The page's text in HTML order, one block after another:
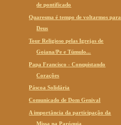
de pontificado
Quaresma é tempo de voltarmos para
Deus
Tour Religioso pelas Igrejas de
Goiana/Pe e Túmulo...
Papa Francisco - Conquistando
Corações
Páscoa Solidária
Comunicado de Dom Genival
A importância da participação da
Missa na Paróquia